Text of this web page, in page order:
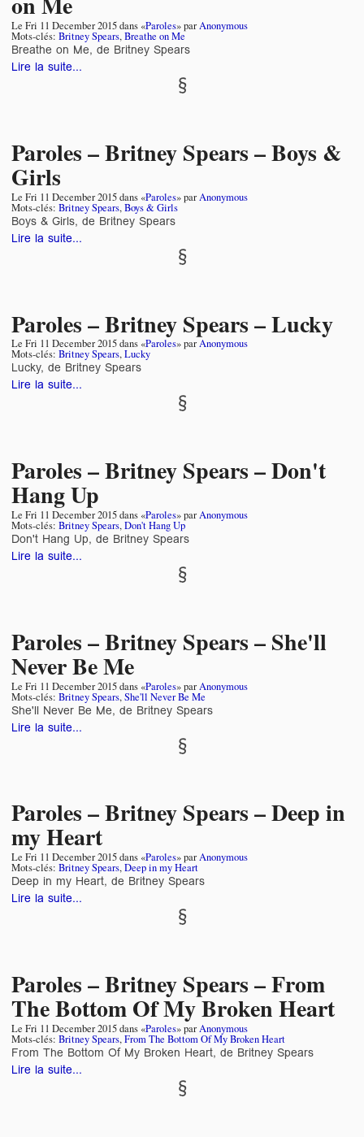
Le Fri 11 December 2015dans «Paroles» parAnonymous
Mots-clés: Britney Spears,Breathe on Me
Breathe on Me, de Britney Spears
Lire la suite...
Paroles – Britney Spears – Boys &
Girls
Le Fri 11 December 2015dans «Paroles» parAnonymous
Mots-clés: Britney Spears,Boys & Girls
Boys & Girls, de Britney Spears
Lire la suite...
Paroles – Britney Spears – Lucky
Le Fri 11 December 2015dans «Paroles» parAnonymous
Mots-clés: Britney Spears,Lucky
Lucky, de Britney Spears
Lire la suite...
Paroles – Britney Spears – Don't
Hang Up
Le Fri 11 December 2015dans «Paroles» parAnonymous
Mots-clés: Britney Spears,Don't Hang Up
Don't Hang Up, de Britney Spears
Lire la suite...
Paroles – Britney Spears – She'll
Never Be Me
Le Fri 11 December 2015dans «Paroles» parAnonymous
Mots-clés: Britney Spears,She'll Never Be Me
She'll Never Be Me, de Britney Spears
Lire la suite...
Paroles – Britney Spears – Deep in
my Heart
Le Fri 11 December 2015dans «Paroles» parAnonymous
Mots-clés: Britney Spears,Deep in my Heart
Deep in my Heart, de Britney Spears
Lire la suite...
Paroles – Britney Spears – From
The Bottom Of My Broken Heart
Le Fri 11 December 2015dans «Paroles» parAnonymous
Mots-clés: Britney Spears,From The Bottom Of My Broken Heart
From The Bottom Of My Broken Heart, de Britney Spears
Lire la suite...